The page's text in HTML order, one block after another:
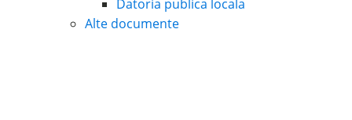
Datoria publica locala
Alte documente